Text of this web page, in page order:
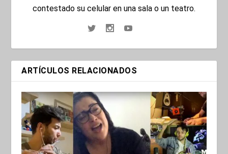
contestado su celular en una sala o un teatro.
ARTÍCULOS RELACIONADOS